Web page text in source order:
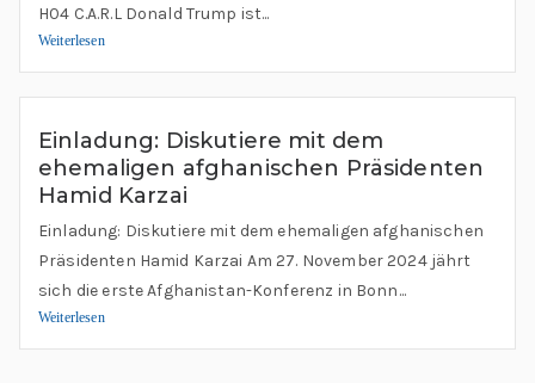
H04 C.A.R.L Donald Trump ist...
Weiterlesen
Einladung: Diskutiere mit dem
ehemaligen afghanischen Präsidenten
Hamid Karzai
Einladung: Diskutiere mit dem ehemaligen afghanischen
Präsidenten Hamid Karzai Am 27. November 2024 jährt
sich die erste Afghanistan-Konferenz in Bonn...
Weiterlesen